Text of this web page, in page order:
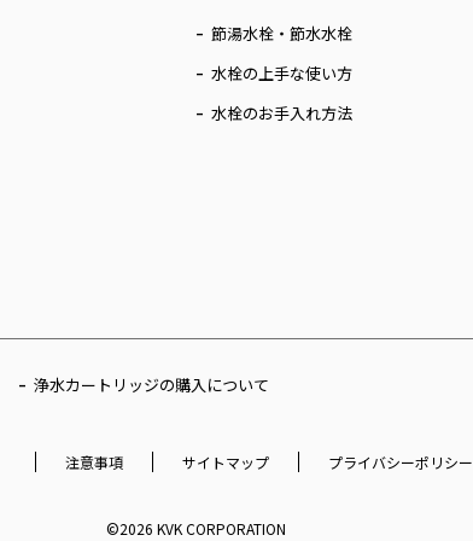
節湯水栓・節水水栓
水栓の上手な使い方
水栓のお手入れ方法
浄水カートリッジの購入について
注意事項 サイトマップ プライバシーポリシー
©2026 KVK CORPORATION